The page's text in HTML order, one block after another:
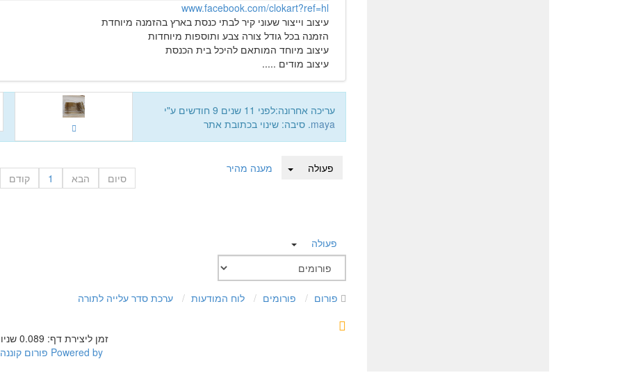
www.facebook.com/clokart?ref=hl
עיצוב וייצור שעוני קיר לבתי כנסת בארץ בהזמנה מיוחדת
הזמנה בכל גודל צורה צבע ותוספות מיוחדות
עיצוב מיוחד המותאם להיכל בית הכנסת
עיצוב מודים .....
עריכה אחרונה:לפני 11 שנים 9 חודשים ע"י
maya. סיבה: שינוי בכתובת אתר
מענה מהיר פעולה
קודם 1 הבא סיום
פעולה
פורום פורומים לוח המודעות ערכת סדר עלייה לתורה
זמן ליצירת דף: 0.089 שניות
Powered by פורום קוננה